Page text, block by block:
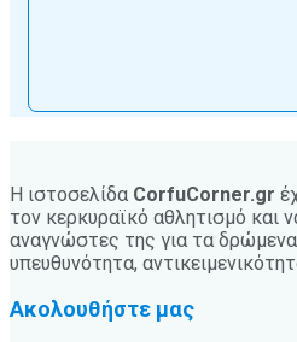
Η ιστοσελίδα CorfuCorner.gr
τον κερκυραϊκό αθλητισμό και
αναγνώστες της για τα
υπευθυνότητα,
Ακολουθήστε μας